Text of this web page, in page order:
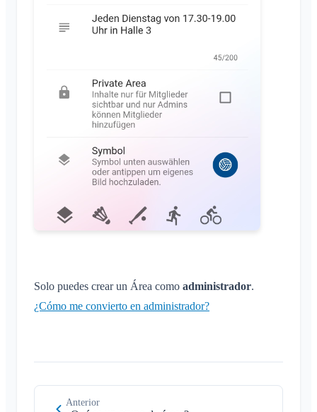
Cerrar la cuenta
Gestionar Áreas
Cerrar el Klubraum
Solo puedes crear un Área como administrador.
¿Cómo me convierto en administrador?
Anterior